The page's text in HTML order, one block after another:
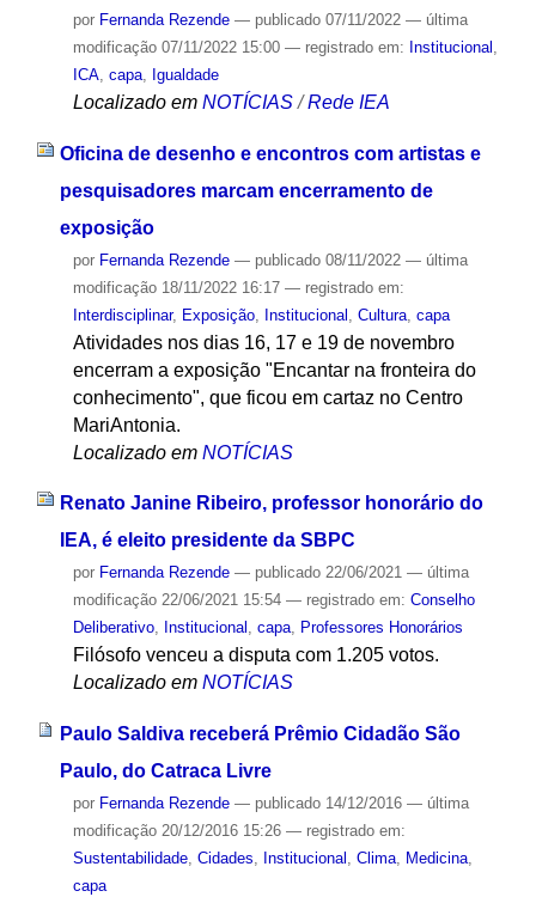
por Fernanda Rezende — publicado07/11/2022 — última
modificação07/11/2022 15:00 — registrado em: Institucional ,
ICA, capa, Igualdade
Localizado em NOTÍCIAS /Rede IEA
Oficina de desenho e encontros com artistas e
pesquisadores marcam encerramento de
exposição
por Fernanda Rezende — publicado08/11/2022 — última
modificação18/11/2022 16:17 — registrado em:
Interdisciplinar, Exposição, Institucional Cultura, capa
Atividades nos dias 16, 17 e 19 de novembro
encerram a exposição "Encantar na fronteira do
conhecimento", que ficou em cartaz no Centro
MariAntonia.
Localizado em NOTÍCIAS
Renato Janine Ribeiro, professor honorário do
IEA, é eleito presidente da SBPC
por Fernanda Rezende — publicado22/06/2021 — última
modificação22/06/2021 15:54 — registrado em: Conselho
Deliberativo, Institucional , capa, Professores Honorários
Filósofo venceu a disputa com 1.205 votos.
Localizado em NOTÍCIAS
Paulo Saldiva receberá Prêmio Cidadão São
Paulo, do Catraca Livre
por Fernanda Rezende — publicado14/12/2016 — última
modificação20/12/2016 15:26 — registrado em:
Sustentabilidade, Cidades, Institucional , Clima, Medicina,
capa